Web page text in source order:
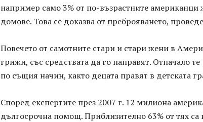
например само 3% от по-възрастните американци
домове. Това се доказва от преброяването,
Повечето от самотните стари и стари жени в
грижи, със средствата да го направят. Отначало
по същия начин, както децата правят в детската
Според експертите през 2007 г. 12 милиона
дългосрочна помощ. Приблизително 63% от тях са